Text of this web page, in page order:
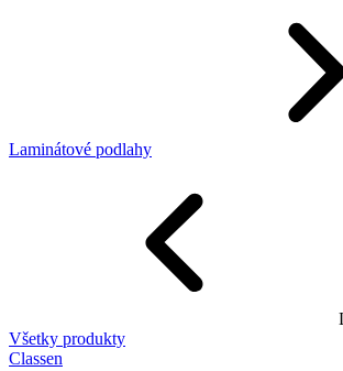
Laminátové podlahy
Všetky produkty
Classen